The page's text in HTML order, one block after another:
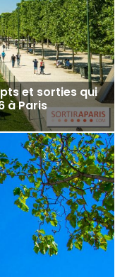
et sorties qui
à Paris